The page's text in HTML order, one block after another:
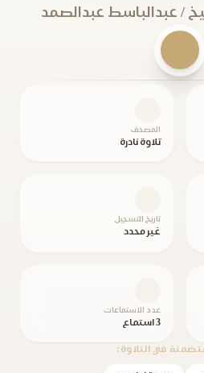
/ عبدالباسط عبدالصمد
المصحف
تلاوة نادرة
تاريخ التسجيل
غير محدد
عدد الاستماعات
3 استماع
في التلاوة: